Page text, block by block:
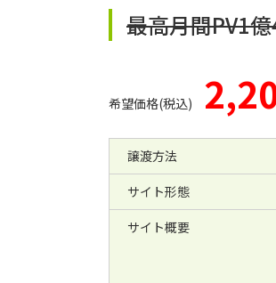
最高月間PV1
希望価格(税込)
譲渡方法
サイト形態
サイト概要